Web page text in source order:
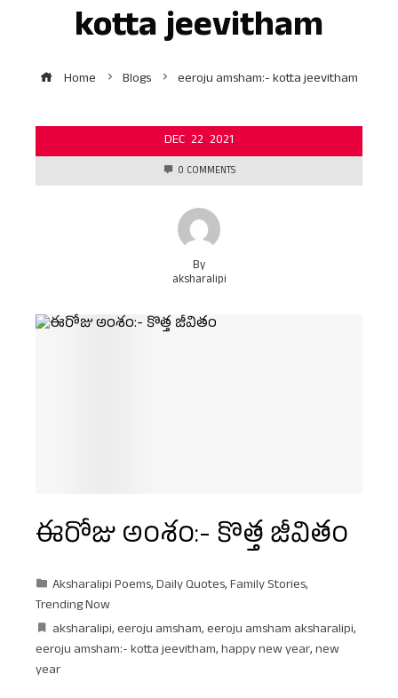
kotta jeevitham
Home Blogs eeroju amsham:- kotta jeevitham
DEC 22 2021
0 COMMENTS
By
aksharalipi
ఈరోజు అంశం:- కొత్త జీవితం
Aksharalipi Poems,Daily Quotes,Family Stories,
Trending Now
aksharalipi,eeroju amsham,eeroju amsham aksharalipi,
eeroju amsham:- kotta jeevitham,happy new year,new
year